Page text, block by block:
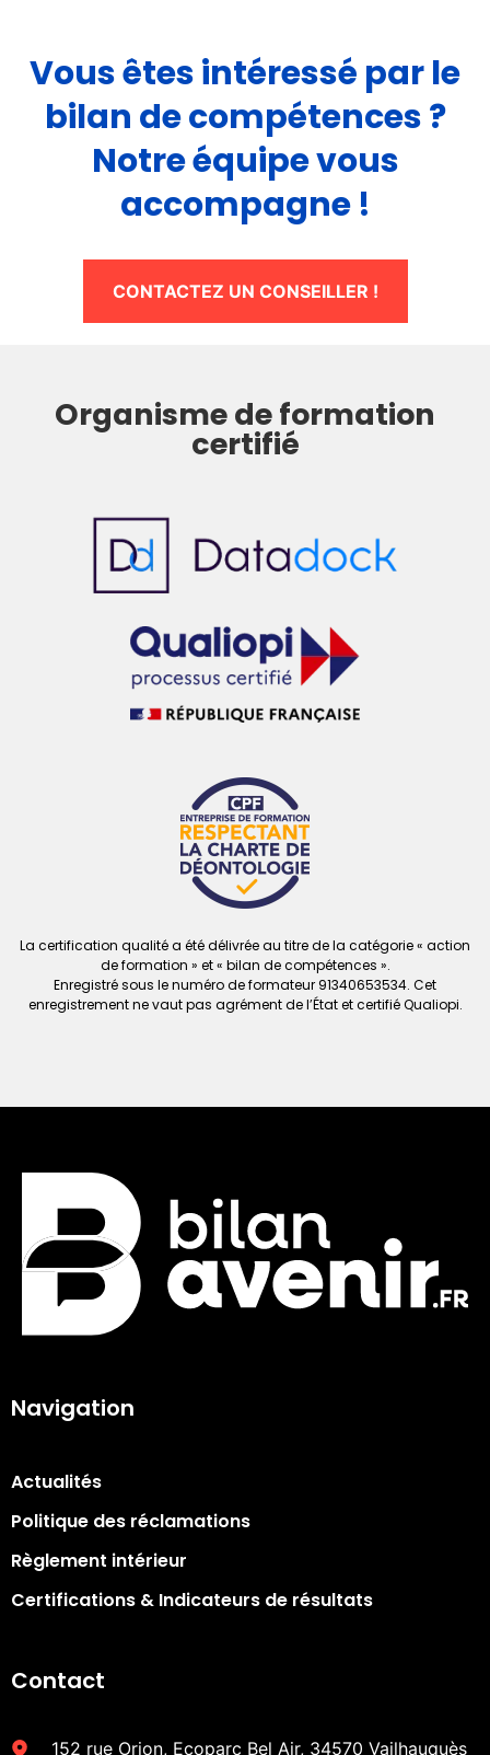
Vous êtes intéressé par le
bilan de compétences ?
Notre équipe vous
accompagne !
CONTACTEZ UN CONSEILLER !
Organisme de formation
certifié
La certification qualité a été délivrée au titre de la catégorie « action
de formation » et « bilan de compétences ».
Enregistré sous le numéro de formateur 91340653534. Cet
enregistrement ne vautpas agrément de l’État et certifié Qualiopi.
Navigation
Actualités
Politique des réclamations
Règlement intérieur
Certifications & Indicateurs de résultats​
Contact
152 rue Orion, Ecoparc Bel Air, 34570 Vailhauquès